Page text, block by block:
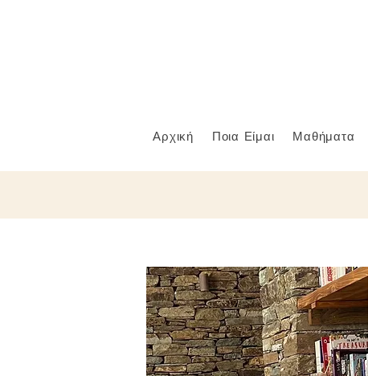
Αρχική Ποια Είμαι Μαθήματα